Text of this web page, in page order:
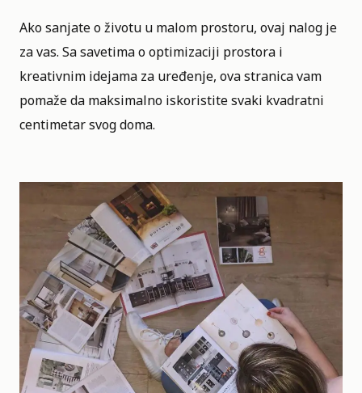
Ako sanjate o životu u malom prostoru, ovaj nalog je
za vas. Sa savetima o optimizaciji prostora i
kreativnim idejama za uređenje, ova stranica vam
pomaže da maksimalno iskoristite svaki kvadratni
centimetar svog doma.